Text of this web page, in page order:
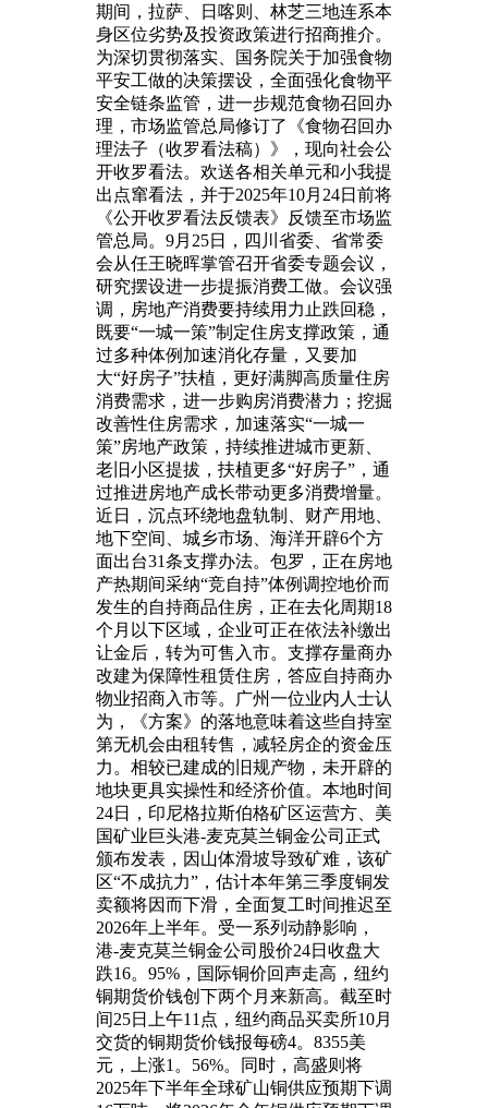
期间，拉萨、日喀则、林芝三地连系本
身区位劣势及投资政策进行招商推介。
为深切贯彻落实、国务院关于加强食物
平安工做的决策摆设，全面强化食物平
安全链条监管，进一步规范食物召回办
理，市场监管总局修订了《食物召回办
理法子（收罗看法稿）》，现向社会公
开收罗看法。欢送各相关单元和小我提
出点窜看法，并于2025年10月24日前将
《公开收罗看法反馈表》反馈至市场监
管总局。9月25日，四川省委、省常委
会从任王晓晖掌管召开省委专题会议，
研究摆设进一步提振消费工做。会议强
调，房地产消费要持续用力止跌回稳，
既要“一城一策”制定住房支撑政策，通
过多种体例加速消化存量，又要加
大“好房子”扶植，更好满脚高质量住房
消费需求，进一步购房消费潜力；挖掘
改善性住房需求，加速落实“一城一
策”房地产政策，持续推进城市更新、
老旧小区提拔，扶植更多“好房子”，通
过推进房地产成长带动更多消费增量。
近日，沉点环绕地盘轨制、财产用地、
地下空间、城乡市场、海洋开辟6个方
面出台31条支撑办法。包罗，正在房地
产热期间采纳“竞自持”体例调控地价而
发生的自持商品住房，正在去化周期18
个月以下区域，企业可正在依法补缴出
让金后，转为可售入市。支撑存量商办
改建为保障性租赁住房，答应自持商办
物业招商入市等。广州一位业内人士认
为，《方案》的落地意味着这些自持室
第无机会由租转售，减轻房企的资金压
力。相较已建成的旧规产物，未开辟的
地块更具实操性和经济价值。本地时间
24日，印尼格拉斯伯格矿区运营方、美
国矿业巨头港-麦克莫兰铜金公司正式
颁布发表，因山体滑坡导致矿难，该矿
区“不成抗力”，估计本年第三季度铜发
卖额将因而下滑，全面复工时间推迟至
2026年上半年。受一系列动静影响，
港-麦克莫兰铜金公司股价24日收盘大
跌16。95%，国际铜价回声走高，纽约
铜期货价钱创下两个月来新高。截至时
间25日上午11点，纽约商品买卖所10月
交货的铜期货价钱报每磅4。8355美
元，上涨1。56%。同时，高盛则将
2025年下半年全球矿山铜供应预期下调